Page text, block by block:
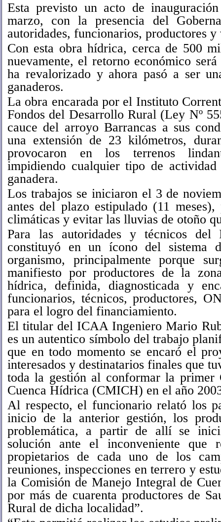
Esta previsto un acto de
marzo, con la presencia del
autoridades, funcionarios, productores
Con esta obra hídrica, cerca de 500
nuevamente, el retorno económico
ha revalorizado y ahora pasó a ser
ganaderos.
La obra encarada por el Instituto
Fondos del Desarrollo Rural (Ley Nº
cauce del arroyo Barrancas a sus
una extensión de 23 kilómetros,
provocaron en los terrenos
impidiendo cualquier tipo de
ganadera.
Los trabajos se iniciaron el 3 de
antes del plazo estipulado (11
climáticas y evitar las lluvias de otoño
Para las autoridades y técnicos
constituyó en un ícono del sistema
organismo, principalmente porque
manifiesto por productores de la
hídrica, definida, diagnosticada y
funcionarios, técnicos, productores,
para el logro del financiamiento.
El titular del ICAA Ingeniero Mario
es un autentico símbolo del trabajo
que en todo momento se encaró el
interesados y destinatarios finales que
toda la gestión al conformar la primer
Cuenca Hídrica (CMICH) en el año
Al respecto, el funcionario relató los
inicio de la anterior gestión, los
problemática, a partir de allí se
solución ante el inconveniente que
propietarios de cada uno de los
reuniones, inspecciones en terrero y
la Comisión de Manejo Integral de
por más de cuarenta productores de
Rural de dicha localidad”.